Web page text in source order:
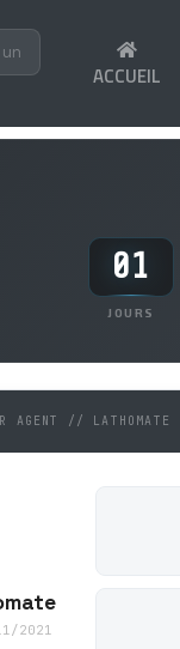
ACCUEIL
01
JOURS
AGENT // LATHOMATE
2021